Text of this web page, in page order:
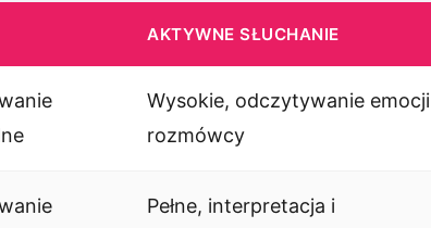
AKTYWNE SŁUCHANIE
Wysokie, odczytywanie emocji
rozmówcy
Pełne, interpretacja i